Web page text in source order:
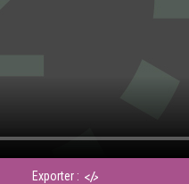
Exporter :